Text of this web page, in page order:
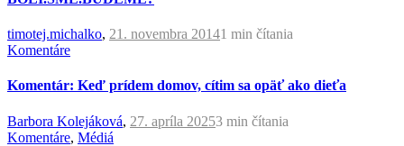
timotej.michalko, 21. novembra 20141 min čítania
Komentáre
Komentár: Keď prídem domov, cítim sa opäť ako dieťa
Barbora Kolejáková, 27. apríla 20253 min čítania
Komentáre, Médiá